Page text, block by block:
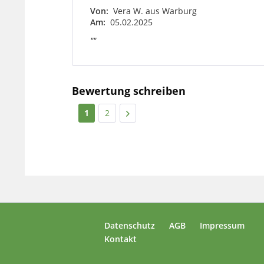
Von: Vera W. aus Warburg
Am: 05.02.2025
""
Bewertung schreiben
1 2
Datenschutz AGB
Impressum
Kontakt